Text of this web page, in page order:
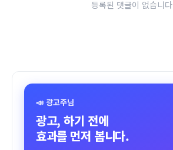
등록된 댓글이 없습니다
📣 광고주님
광고, 하기 전에
효과를 먼저 봅니다.